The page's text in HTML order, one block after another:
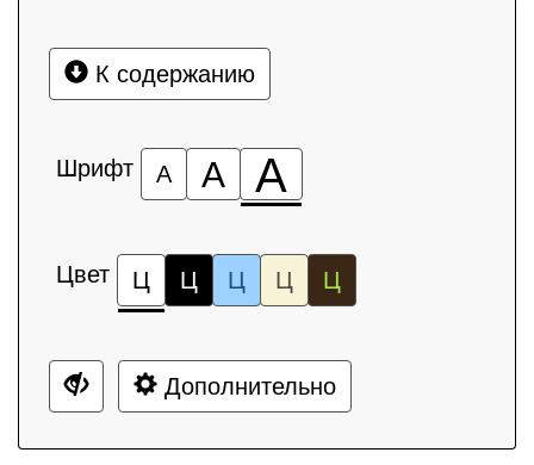
К содержанию
Шрифт А А А
Цвет Ц Ц Ц Ц Ц
Дополнительно